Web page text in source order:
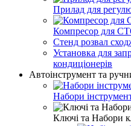
Прилад для
Компресор для
Стенд розвал
Установка для
кондиціонерів
Автоінструмент та
Набори
Ключі та Набори